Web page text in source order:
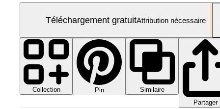
Téléchargement gratuitAttribution nécessaire
Collection Pin
Similaire
Partager